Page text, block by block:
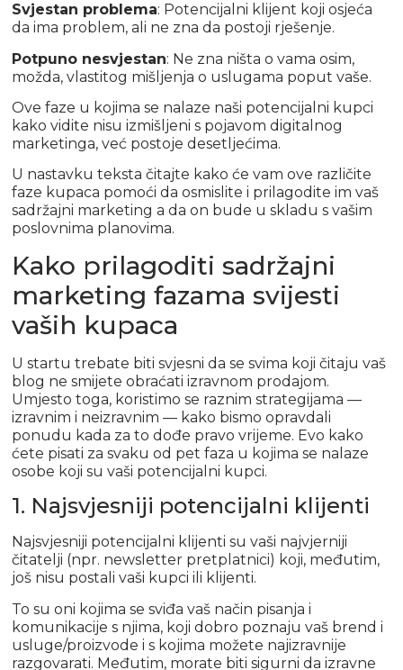
Svjestan problema: Potencijalni klijent koji osjeća
da ima problem, ali ne zna da postoji rješenje.
Potpuno nesvjestan: Ne zna ništa o vama osim,
možda, vlastitog mišljenja o uslugama poput vaše.
Ove faze u kojima se nalaze naši potencijalni kupci
kako vidite nisu izmišljeni s pojavom digitalnog
marketinga, već postoje desetljećima.
U nastavku teksta čitajte kako će vam ove različite
faze kupaca pomoći da osmislite i prilagodite im vaš
sadržajni marketing a da on bude u skladu s vašim
poslovnima planovima.
Kako prilagoditi sadržajni
marketing fazama svijesti
vaših kupaca
U startu trebate biti svjesni da se svima koji čitaju vaš
blog ne smijete obraćati izravnom prodajom.
Umjesto toga, koristimo se raznim strategijama —
izravnim i neizravnim — kako bismo opravdali
ponudu kada za to dođe pravo vrijeme. Evo kako
ćete pisati za svaku od pet faza u kojima se nalaze
osobe koji su vaši potencijalni kupci.
1. Najsvjesniji potencijalni klijenti
Najsvjesniji potencijalni klijenti su vaši najvjerniji
čitatelji (npr. newsletter pretplatnici) koji, međutim,
još nisu postali vaši kupci ili klijenti.
To su oni kojima se sviđa vaš način pisanja i
komunikacije s njima, koji dobro poznaju vaš brend i
usluge/proizvode i s kojima možete najizravnije
razgovarati. Međutim, morate biti sigurni da izravne